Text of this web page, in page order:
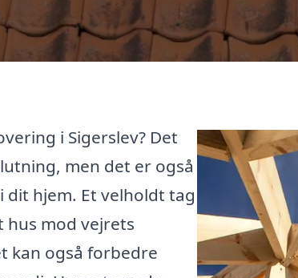
i Sigerslev? Det
men det er også
hjem. Et velholdt tag
hus mod vejrets
kan også forbedre